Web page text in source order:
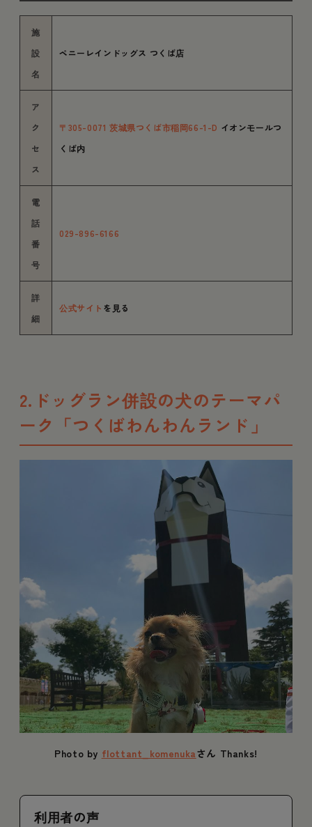
施
設
名
ペニーレインドッグス つくば店
ア
ク
セ
ス
〒305-0071 茨城県つくば市稲岡66-1-D イオンモールつ
くば内
電
話
番
号
029-896-6166
詳
細
公式サイト を見る
2.ドッグラン併設の犬のテーマパ
ーク「つくばわんわんランド」
Photo by flottant_komenukaさん Thanks!
利用者の声